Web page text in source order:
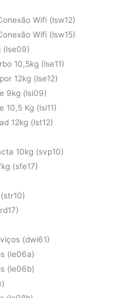
Wifi (lsw12)
Wifi (lsw15)
(lse09)
10,5kg (lse11)
12kg (lse12)
9kg (lsi09)
10,5 Kg (lsi11)
12kg (lst12)
10kg (svp10)
(sfe17)
(dwi61)
(le06a)
(le06b)